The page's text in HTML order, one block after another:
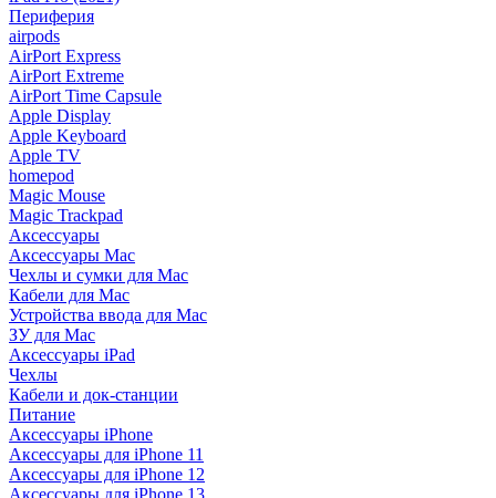
Периферия
airpods
AirPort Express
AirPort Extreme
AirPort Time Capsule
Apple Display
Apple Keyboard
Apple TV
homepod
Magic Mouse
Magic Trackpad
Аксессуары
Аксессуары Mac
Чехлы и сумки для Mac
Кабели для Mac
Устройства ввода для Mac
ЗУ для Mac
Аксессуары iPad
Чехлы
Кабели и док-станции
Питание
Аксессуары iPhone
Аксессуары для iPhone 11
Аксессуары для iPhone 12
Аксессуары для iPhone 13